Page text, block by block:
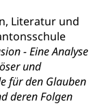
Literatur und
- Eine Analyse
und
für den Glauben
deren Folgen
VVL
Mobil